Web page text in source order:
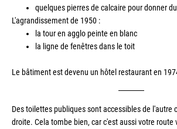
quelques pierres de calcaire pour donner
L'agrandissement de 1950 :
la tour en agglo peinte en blanc
la ligne de fenêtres dans le toit
Le bâtiment est devenu un hôtel restaurant en
Des toilettes publiques sont accessibles de l'autre
droite. Cela tombe bien, car c'est aussi votre route